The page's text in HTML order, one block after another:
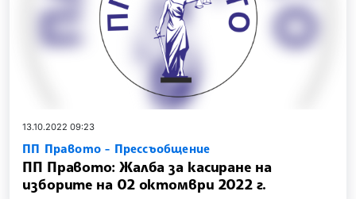
13.10.2022 09:23
ПП Правото - Прессъобщение
ПП Правото: Жалба за касиране на
изборите на 02 октомври 2022 г.